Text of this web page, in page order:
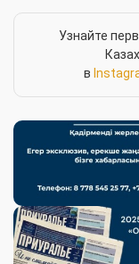
Узнайте
в